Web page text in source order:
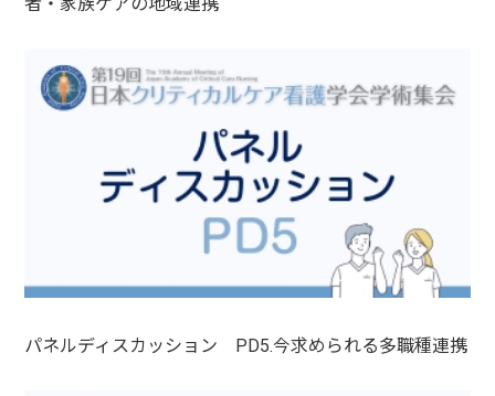
パネルディスカッション PD5.今求められる多職種連携